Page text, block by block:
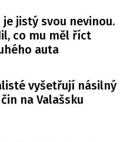
je jistý svou nevinou.
co mu měl říct
auta
vyšetřují násilný
na Valašsku